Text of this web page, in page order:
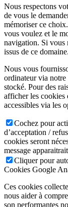
Nous respectons
de vous le
mémoriser ce
vous voulez et le
navigation. Si vous
issus de ce domaine.
Nous vous
ordinateur via
stocké. Pour des
afficher les cookies
accessibles via les
Cochez pour
d’acceptation /
cookies seront
message
Cliquer pour
Cookies Google
Ces cookies
nous aider à
son performantes